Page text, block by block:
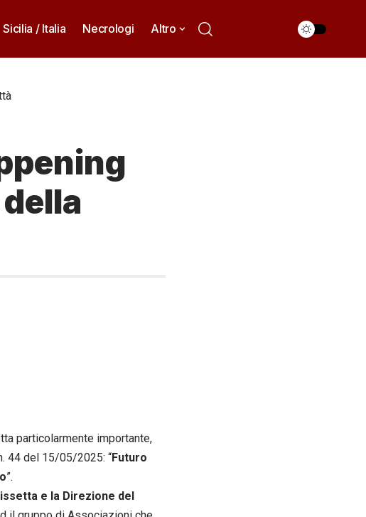
Sicilia / Italia Necrologi Altro
particolarmente importante,
44 del 15/05/2025: “Futuro
”.
e la Direzione del